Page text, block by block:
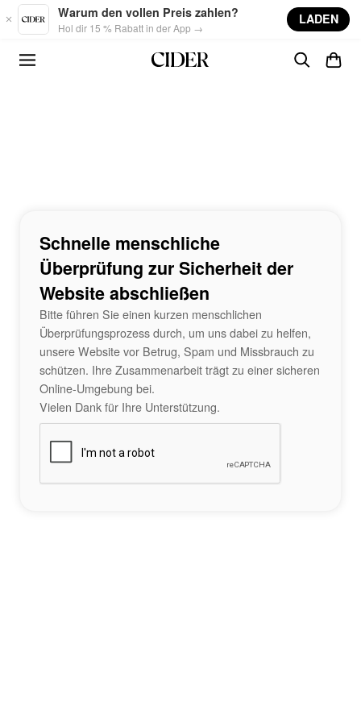
Skip to main content
Warum den vollen Preis zahlen?
Hol dir 15 % Rabatt in der App →
LADEN
Schnelle menschliche
Überprüfung zur Sicherheit der
Website abschließen
Bitte führen Sie einen kurzen menschlichen
Überprüfungsprozess durch, um uns dabei zu helfen,
unsere Website vor Betrug, Spam und Missbrauch zu
schützen. Ihre Zusammenarbeit trägt zu einer sicheren
Online-Umgebung bei.
Vielen Dank für Ihre Unterstützung.